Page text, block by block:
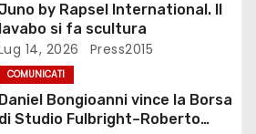
by Rapsel International. Il
lavabo si fa scultura
14, 2026 Press2015
COMUNICATI
Daniel Bongioanni vince la Borsa
di Studio Fulbright–Roberto